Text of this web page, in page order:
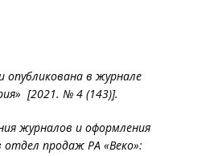
в журнале
[2021. № 4 (143)].
журналов и оформления
продаж РА «Веко»: